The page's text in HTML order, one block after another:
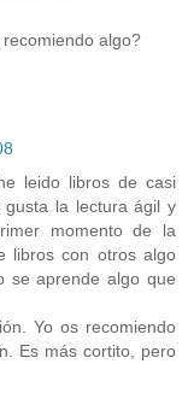
algo?
leido libros de casi
la lectura ágil y
momento de la
libros con otros algo
se aprende algo que
Yo os recomiendo
Es más cortito, pero